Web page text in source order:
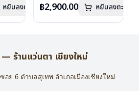
หยิบลงตะกร้าบานพับ : ไม่มีสปริง
อุปกรณ์ : กล่องแว่น , ผ้าเช็ดแว่น
฿2,900.00 หยิบลงตะกร้า
ร้านแว่นตา เชียงใหม่
อย 6 ตำบลสุเทพ อำเภอเมืองเชียงใหม่